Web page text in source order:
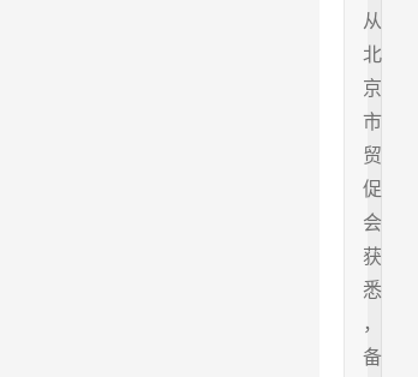
从
北
京
市
贸
促
会
获
悉
，
备